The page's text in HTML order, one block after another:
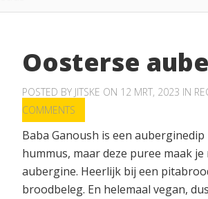
Oosterse
POSTED BY JITSKE ON 12 MRT, 2023 IN
COMMENTS
Baba Ganoush is een
hummus, maar deze puree maak
aubergine. Heerlijk bij een
broodbeleg. En helemaal vegan,